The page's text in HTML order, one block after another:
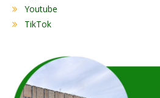
Youtube
TikTok